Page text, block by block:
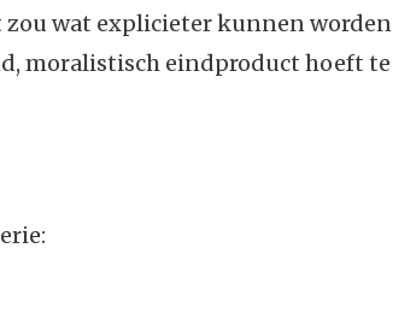
wat explicieter kunnen worden
moralistisch eindproduct hoeft te